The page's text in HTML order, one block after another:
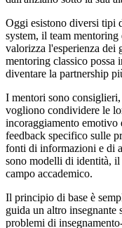
Oggi esistono diversi tipi
system, il team
valorizza l'esperienza dei
mentoring classico possa
diventare la partnership
I mentori sono
vogliono condividere le
incoraggiamento emotivo
feedback specifico sulle
fonti di informazioni e di
sono modelli di identità, il
campo accademico.
Il principio di base è
guida un altro insegnante
problemi di